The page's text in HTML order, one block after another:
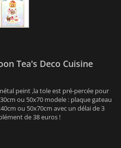
Tea's Deco Cuisine
peint ,la tole est pré-percée pour
ou 50x70 modele : plaque gateau
ou 50x70cm avec un délai de 3
de 38 euros !